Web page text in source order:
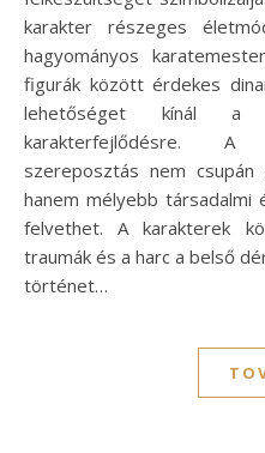
karakter részeges
hagyományos
figurák között érdekes
lehetőséget kínál a
karakterfejlődésre. A
szereposztás nem
hanem mélyebb társadalmi
felvethet. A karakterek
traumák és a harc a belső
történet…